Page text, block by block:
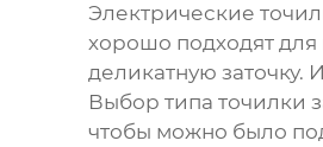
Электрические
хорошо подходят
деликатную
Выбор типа точилки
чтобы можно было